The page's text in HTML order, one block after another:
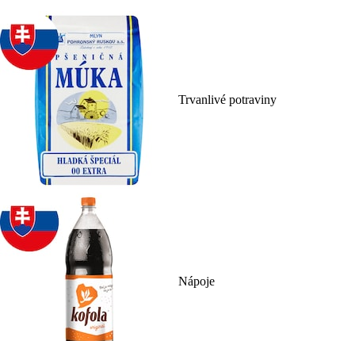
Trvanlivé potraviny
Nápoje